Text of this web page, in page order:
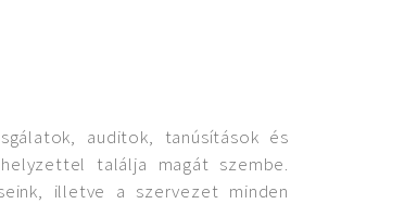
auditok, tanúsítások és
találja magát szembe.
illetve a szervezet minden